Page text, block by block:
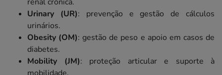
Urinary (UR): prevenção e gestão de cálculos
urinários.
Obesity (OM): gestão de peso e apoio em casos de
diabetes.
Mobility (JM): proteção articular e suporte à